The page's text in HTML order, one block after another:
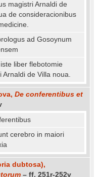
magistri Arnaldi de
de consideracionibus
ad Gosoynum
liber flebotomie
Arnaldi de Villa noua.
De conferentibus et
cerebro in maiori
dubtosa),
– ff. 251r-252v